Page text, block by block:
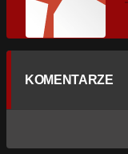
KOMENTARZE